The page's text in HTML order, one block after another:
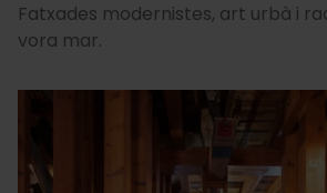
Fatxades modernistes, art urbà i
vora mar.